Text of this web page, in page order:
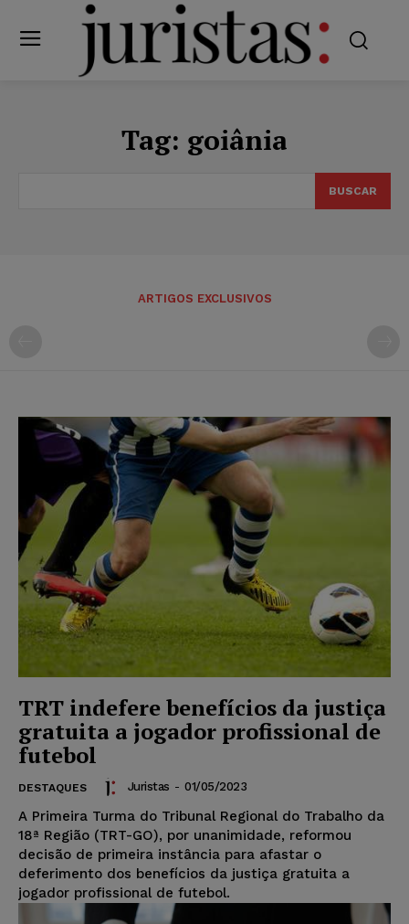
Tag: goiânia
BUSCAR
ARTIGOS EXCLUSIVOS
TRT indefere benefícios da justiça
gratuita a jogador profissional de
futebol
DESTAQUES Juristas - 01/05/2023
A Primeira Turma do Tribunal Regional do Trabalho da
18ª Região (TRT-GO), por unanimidade, reformou
decisão de primeira instância para afastar o
deferimento dos benefícios da justiça gratuita a
jogador profissional de futebol.